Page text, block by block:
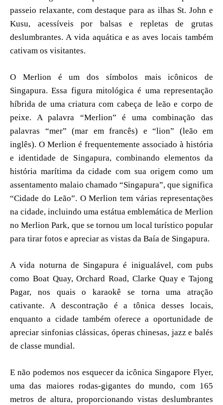
passeio relaxante, com destaque para as ilhas St. John e
Kusu, acessíveis por balsas e repletas de grutas
deslumbrantes. A vida aquática e as aves locais também
cativam os visitantes.
O Merlion é um dos símbolos mais icônicos de
Singapura. Essa figura mitológica é uma representação
híbrida de uma criatura com cabeça de leão e corpo de
peixe. A palavra “Merlion” é uma combinação das
palavras “mer” (mar em francês) e “lion” (leão em
inglês). O Merlion é frequentemente associado à história
e identidade de Singapura, combinando elementos da
história marítima da cidade com sua origem como um
assentamento malaio chamado “Singapura”, que significa
“Cidade do Leão”. O Merlion tem várias representações
na cidade, incluindo uma estátua emblemática de Merlion
no Merlion Park, que se tornou um local turístico popular
para tirar fotos e apreciar as vistas da Baía de Singapura.
A vida noturna de Singapura é inigualável, com pubs
como Boat Quay, Orchard Road, Clarke Quay e Tajong
Pagar, nos quais o karaokê se torna uma atração
cativante. A descontração é a tônica desses locais,
enquanto a cidade também oferece a oportunidade de
apreciar sinfonias clássicas, óperas chinesas, jazz e balés
de classe mundial.
E não podemos nos esquecer da icônica Singapore Flyer,
uma das maiores rodas-gigantes do mundo, com 165
metros de altura, proporcionando vistas deslumbrantes